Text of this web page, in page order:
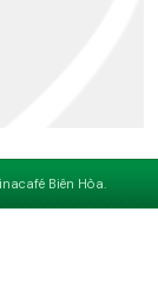
Biên Hòa.